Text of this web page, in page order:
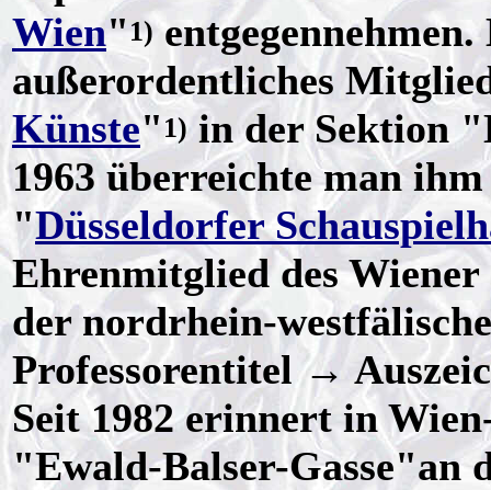
Wien"1)entgegennehmen.
außerordentliches
Künste" 1)in der Sektion
1963 überreichte man
"Düsseldorfer
Ehrenmitglied des
der nordrhein-
Professorentitel →
Seit 1982 erinnert in
"Ewald-Balser-Gasse"an